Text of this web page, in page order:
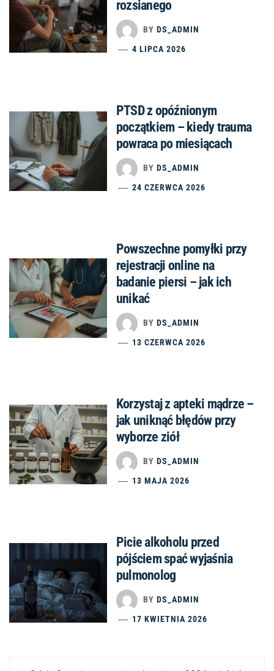
rozsianego
BY DS_ADMIN
4 LIPCA 2026
PTSD z opóźnionym
początkiem – kiedy trauma
powraca po miesiącach
BY DS_ADMIN
24 CZERWCA 2026
Powszechne pomyłki przy
rejestracji online na
badanie piersi – jak ich
unikać
BY DS_ADMIN
13 CZERWCA 2026
Korzystaj z apteki mądrze –
jak uniknąć błędów przy
wyborze ziół
BY DS_ADMIN
13 MAJA 2026
Picie alkoholu przed
pójściem spać wyjaśnia
pulmonolog
BY DS_ADMIN
17 KWIETNIA 2026